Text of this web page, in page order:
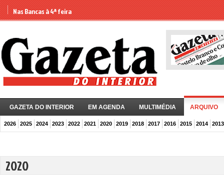
Nas Bancas à 4ª feira
GAZETA DO INTERIOR EM AGENDA MULTIMÉDIA ARQUIVO
2026 2025 2024 2023 2022 2021 2020 2019 2018 2017 2016 2015 2014 2013
2020